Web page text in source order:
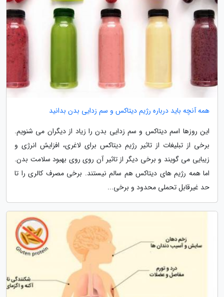
همه آنچه باید درباره رژیم دیتاکس و سم زدایی بدن بدانید
این روزها اسم دیتاکس و سم زدایی بدن را زیاد از دیگران می شنویم.
برخی از تبلیغات از تاثیر رژیم دیتاکس برای لاغری، افزایش انرژی و
زیبایی می گویند و برخی دیگر از تاثیر آن روی روی بهبود سلامت بدن.
اما همه رژیم های دیتاکس هم سالم نیستند. برخی مصرف کالری را تا
حد غیرقابل تحملی محدود و برخی...